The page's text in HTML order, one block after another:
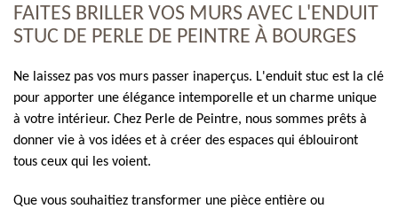
FAITES BRILLER VOS MURS AVEC L'ENDUIT
STUC DE PERLE DE PEINTRE À BOURGES
Ne laissez pas vos murs passer inaperçus. L'enduit stuc est la clé
pour apporter une élégance intemporelle et un charme unique
à votre intérieur. Chez Perle de Peintre, nous sommes prêts à
donner vie à vos idées et à créer des espaces qui éblouiront
tous ceux qui les voient.
Que vous souhaitiez transformer une pièce entière ou